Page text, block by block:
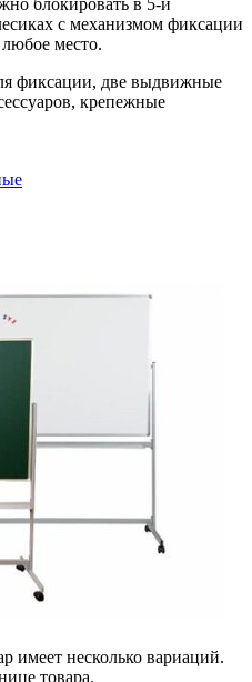
блокировать в 5-и
с механизмом фиксации
любое место.
фиксации, две выдвижные
крепежные
имеет несколько вариаций.
товара.